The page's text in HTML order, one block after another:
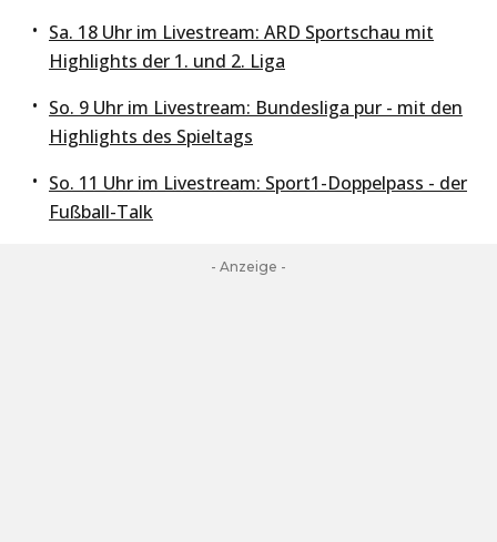
Sa. 18 Uhr im Livestream: ARD Sportschau mit
Highlights der 1. und 2. Liga
So. 9 Uhr im Livestream: Bundesliga pur - mit den
Highlights des Spieltags
So. 11 Uhr im Livestream: Sport1-Doppelpass - der
Fußball-Talk
- Anzeige -